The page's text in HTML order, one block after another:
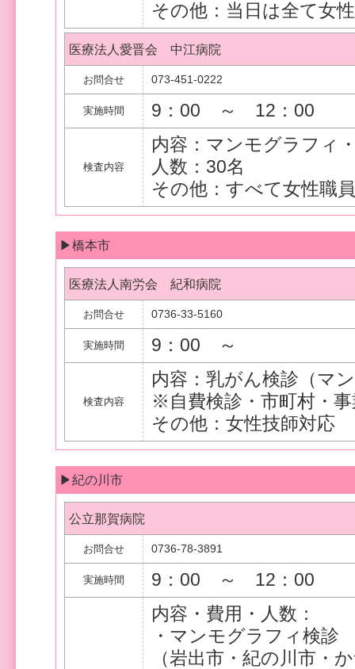
その他：当日は全て女
医療法人愛晋会 中江病院
お問合せ 073-451-0222
実施時間 9：00 ～ 12：00
検査内容
内容：マンモグラフィ
人数：30名
その他：すべて女性職
▶橋本市
医療法人南労会 紀和病院
お問合せ 0736-33-5160
実施時間 9：00 ～
検査内容
内容：乳がん検診（マ
※自費検診・市町村・
その他：女性技師対応
▶紀の川市
公立那賀病院
お問合せ 0736-78-3891
実施時間 9：00 ～ 12：00
内容・費用・人数：
・マンモグラフィ検診
（岩出市・紀の川市・